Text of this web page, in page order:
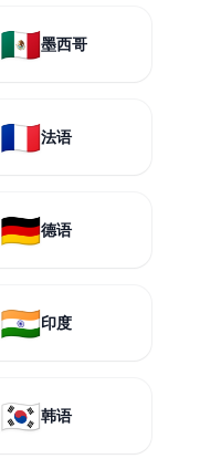
🇲🇽墨西哥
🇫🇷法语
🇩🇪德语
🇮🇳印度
🇰🇷韩语